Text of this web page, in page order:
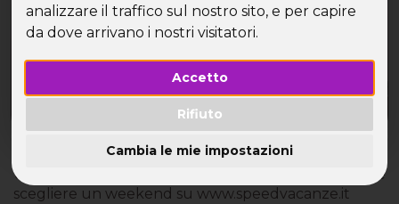
analizzare il traffico sul nostro sito, e per capire
da dove arrivano i nostri visitatori.
Accetto
Rifiuto
Cambia le mie impostazioni
I single d’Italia si incontrano nei weekend di
speedvacanze
Un modo sicuro per incontrare tutti i single d’Italia è
scegliere un weekend su www.speedvacanze.it